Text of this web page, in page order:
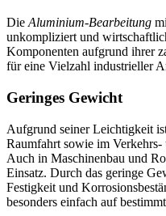
Die Aluminium-Bearbeitung
unkompliziert und
Komponenten aufgrund ihrer
für eine Vielzahl industrieller
Geringes Gewicht
Aufgrund seiner Leichtigkeit
Raumfahrt sowie im Verkehrs-
Auch in Maschinenbau und
Einsatz. Durch das geringe
Festigkeit und
besonders einfach auf